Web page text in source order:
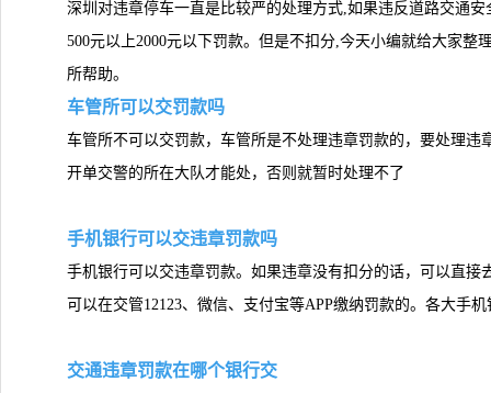
深圳对违章停车一直是比较严的处理方式,如果违反道路交通
500元以上2000元以下罚款。但是不扣分,今天小编就给大家
所帮助。
车管所可以交罚款吗
车管所不可以交罚款，车管所是不处理违章罚款的，要处理
开单交警的所在大队才能处，否则就暂时处理不了
手机银行可以交违章罚款吗
手机银行可以交违章罚款。如果违章没有扣分的话，可以直
可以在交管12123、微信、支付宝等APP缴纳罚款的。各大手
交通违章罚款在哪个银行交